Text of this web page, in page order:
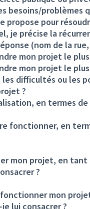
besoins/problèmes
propose pour
je précise la
(nom de la
mon projet le
mon projet le
les difficultés ou les
?
en termes
fonctionner, en
mon projet, en
?
mon
lui consacrer ?